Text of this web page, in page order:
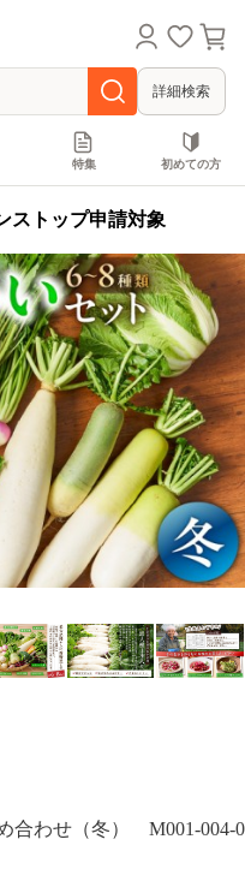
詳細検索
特集 初めての方
ストップ申請対象
合わせ（冬） M001-004-0